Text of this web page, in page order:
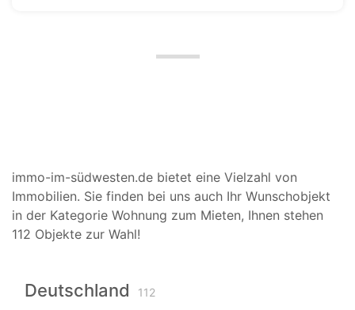
immo-im-südwesten.de bietet eine Vielzahl von
Immobilien. Sie finden bei uns auch Ihr Wunschobjekt
in der Kategorie Wohnung zum Mieten, Ihnen stehen
112 Objekte zur Wahl!
Deutschland 112